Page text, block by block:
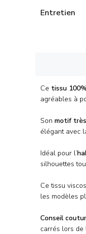
Entretien
Ce tissu
agréables à
Son motif
élégant avec
Idéal pour l’
silhouettes
Ce tissu
les modèles
Conseil
carrés lors de